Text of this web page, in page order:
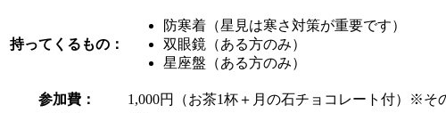
持ってくるもの：
防寒着（星見は寒さ対策が重要です）
双眼鏡（ある方のみ）
星座盤（ある方のみ）
参加費：
1,000円（お茶1杯＋月の石チョコレート付）※そ